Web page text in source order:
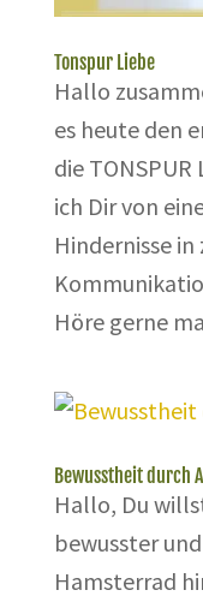
Tonspur Liebe
Hallo
es heute den
die
ich Dir von
Hindernisse
Höre gerne
Bewusstheit durch
Hallo, Du
bewusster
Hamsterrad